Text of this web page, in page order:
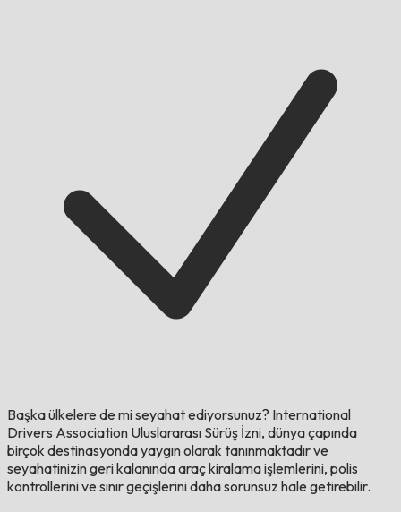
Başka ülkelere de mi seyahat ediyorsunuz? International
Drivers Association Uluslararası Sürüş İzni, dünya çapında
birçok destinasyonda yaygın olarak tanınmaktadır ve
seyahatinizin geri kalanında araç kiralama işlemlerini, polis
kontrollerini ve sınır geçişlerini daha sorunsuz hale getirebilir.